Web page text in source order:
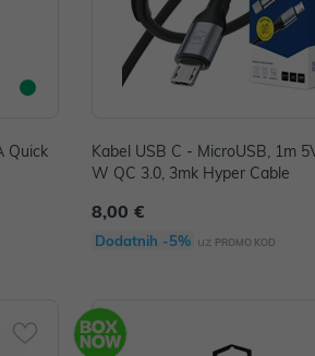
Quick
Kabel USB C - MicroUSB, 1m
W QC 3.0, 3mk Hyper Cable
8,00 €
Dodatnih -5% uz PROMO KOD